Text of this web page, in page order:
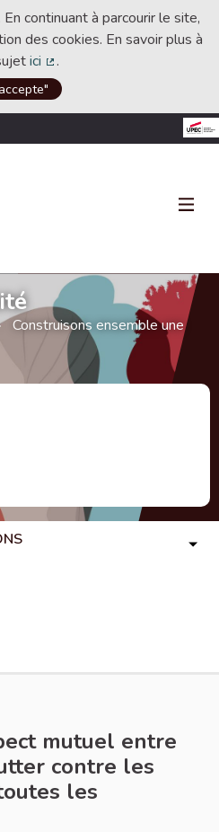
continuant à parcourir le site,
des cookies. En savoir plus à
ici
(Lien externe)
.
externe)
Construisons ensemble une
mutuel entre
contre les
les